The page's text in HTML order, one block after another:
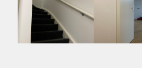
een ruime douche.
Huurprijs
De huurprijs voor deze studio
inclusief een voorschot van